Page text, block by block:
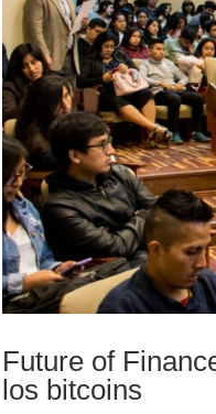
Future of
los bitcoins